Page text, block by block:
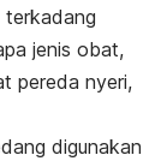
terkadang
jenis obat,
pereda nyeri,
digunakan